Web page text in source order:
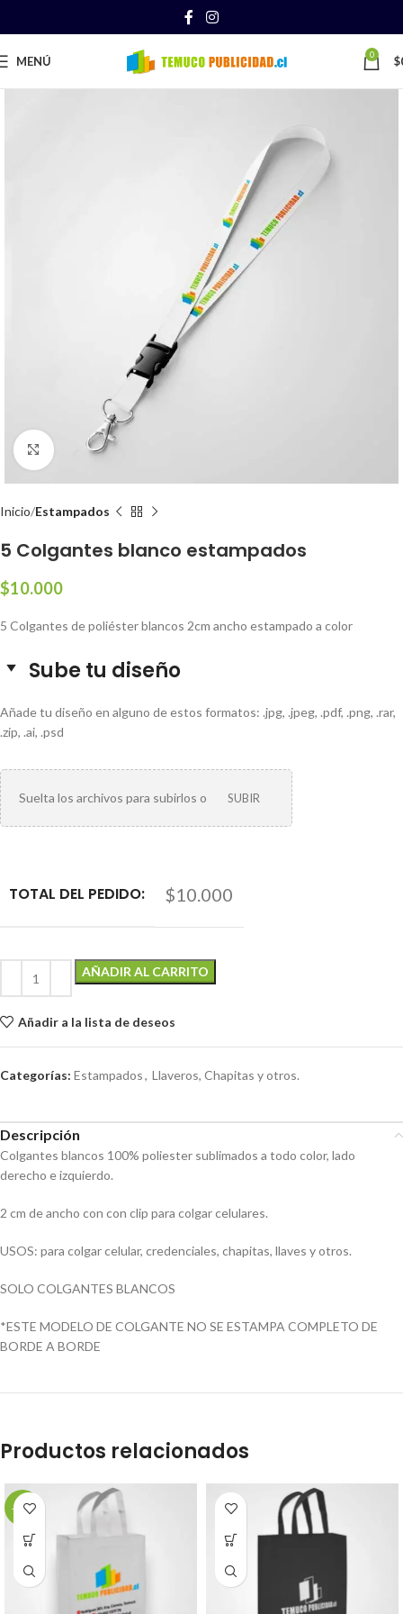
MENÚ 0 $
Clic para ampliar
Inicio Estampados
5 Colgantes blanco estampados
$10.000
5 Colgantes de poliéster blancos 2cm ancho estampado a color
Sube tu diseño
Añade tu diseño en alguno de estos formatos: .jpg, .jpeg, .pdf, .png, .rar,
.zip, .ai, .psd
Suelta los archivos para subirlos o SUBIR
TOTAL DEL PEDIDO: $10.000
AÑADIR AL CARRITO
Añadir a la lista de deseos
Categorías: Estampados, Llaveros, Chapitas y otros.
Descripción
Colgantes blancos 100% poliester sublimados a todo color, lado
derecho e izquierdo.
2 cm de ancho con con clip para colgar celulares.
USOS: para colgar celular, credenciales, chapitas, llaves y otros.
SOLO COLGANTES BLANCOS
*ESTE MODELO DE COLGANTE NO SE ESTAMPA COMPLETO DE
BORDE A BORDE
Productos relacionados
-14%